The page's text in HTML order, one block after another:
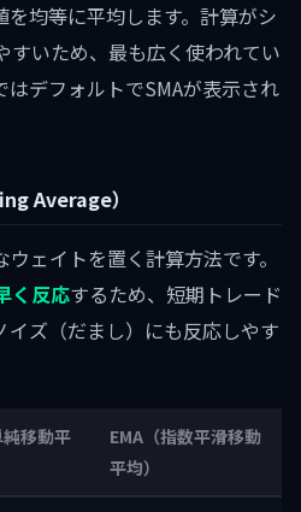
を均等に平均します。計算がシ
すいため、最も広く使われてい
はデフォルトでSMAが表示され
Average）
ェイトを置く計算方法です。
く反応するため、短期トレード
イズ（だまし）にも反応しやす
移動平
EMA（指数平滑移動
平均）